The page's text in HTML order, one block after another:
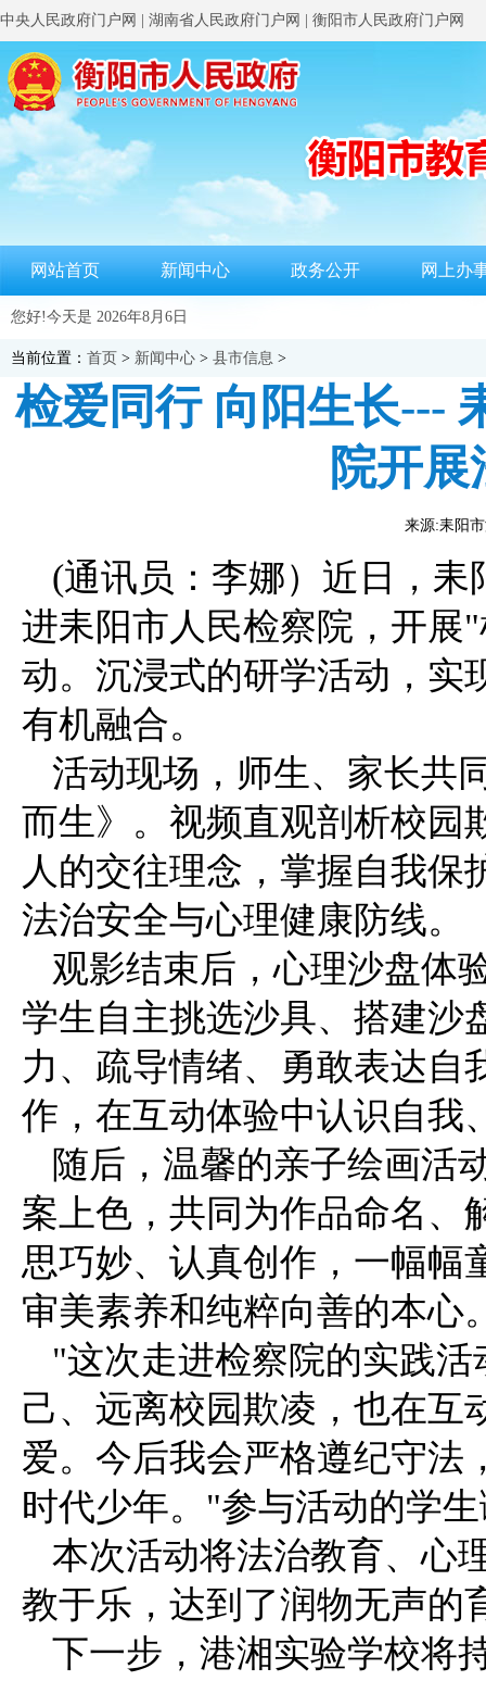
中央人民政府门户网 湖南省人民政府门户网 衡阳市人民政府门户网
网站首页 新闻中心 政务公开 网上办
您好!今天是 2026年8月6日
当前位置： 首页 > 新闻中心 > 县市信息 >
检爱同行 向阳生长---
院开
来源:耒阳
(通讯员：李娜）近日，
进耒阳市人民检察院，开展
动。沉浸式的研学活动，实
有机融合。
活动现场，师生、家长共
而生》。视频直观剖析校园
人的交往理念，掌握自我
法治安全与心理健康防线。
观影结束后，心理沙盘体
学生自主挑选沙具、搭建沙
力、疏导情绪、勇敢表达自
作，在互动体验中认识自我
随后，温馨的亲子绘画活
案上色，共同为作品命名、
思巧妙、认真创作，一幅幅
审美素养和纯粹向善的本心
"这次走进检察院的实践
己、远离校园欺凌，也在互
爱。今后我会严格遵纪守法
时代少年。"参与活动的学
本次活动将法治教育、心
教于乐，达到了润物无声的
下一步，港湘实验学校将